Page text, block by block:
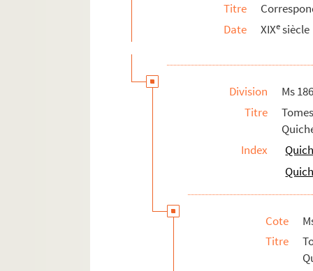
103v. 103 v°
Titre
Date
XIXesiècle
Division
Ms
Titre
Index
Cote
Titre